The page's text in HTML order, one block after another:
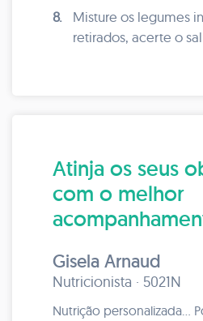
8.
Misture os legumes
retirados, acerte o
Atinja os seus
com o melhor
Gisela Arnaud
Nutricionista · 5021N
Nutrição personalizada...